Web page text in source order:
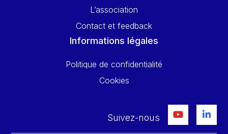
L’association
Contact et feedback
Informations légales
Politique de confidentialité
Cookies
Suivez-nous